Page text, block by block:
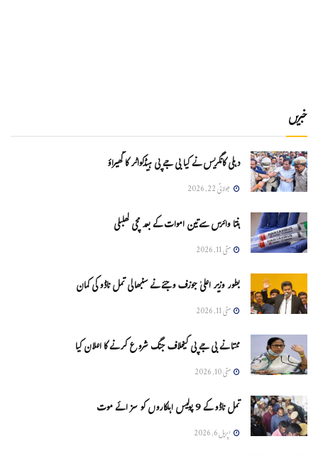
خبریں
دہلی کانگریس نے کیا بی جے پی ہیڈکواٹر کا گھیراؤ
جولائی 22, 2026
ہنتا وائرس سےتین اموات کے بعد مچی کھلبلی
مئی 11, 2026
بطور وزیر اعلیٰ جوزف وجئے نے سنبھالی تمل ناڈو کی کمان
مئی 11, 2026
ممتا نے بی جے پی کیخلاف جنگ شروع کرنے کا اعلان کیا
مئی 10, 2026
تمل ناڈو کے 9 پولیس اہلکاروں کو سزائے موت
اپریل 6, 2026